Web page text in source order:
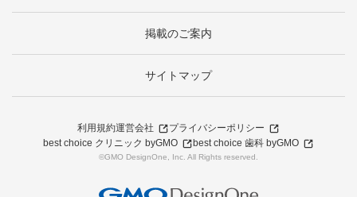
掲載のご案内
サイトマップ
利用規約運営会社
プライバシーポリシー
best choice クリニック byGMO
best choice 歯科 byGMO
©GMO DesignOne, Inc. All Rights reserved.